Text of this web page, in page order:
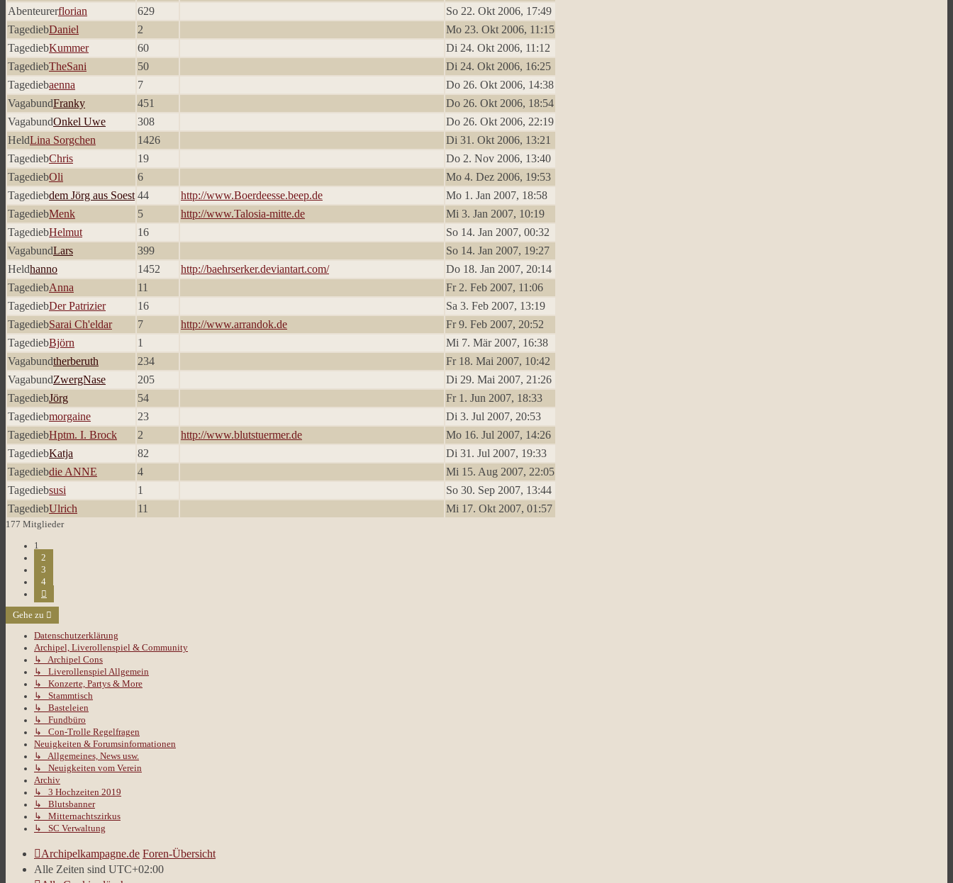
Abenteurerflorian 629
So 22. Okt 2006, 17:49
TagediebDaniel 2
Mo 23. Okt 2006, 11:15
TagediebKummer 60
Di 24. Okt 2006, 11:12
TagediebTheSani 50
Di 24. Okt 2006, 16:25
Tagediebaenna 7
Do 26. Okt 2006, 14:38
VagabundFranky 451
Do 26. Okt 2006, 18:54
VagabundOnkel Uwe 308
Do 26. Okt 2006, 22:19
HeldLina Sorgchen 1426
Di 31. Okt 2006, 13:21
TagediebChris 19
Do 2. Nov 2006, 13:40
TagediebOli 6
Mo 4. Dez 2006, 19:53
Tagediebdem Jörg aus Soest 44 http://www.Boerdeesse.beep.de
Mo 1. Jan 2007, 18:58
TagediebMenk 5 http://www.Talosia-mitte.de
Mi 3. Jan 2007, 10:19
TagediebHelmut 16
So 14. Jan 2007, 00:32
VagabundLars 399
So 14. Jan 2007, 19:27
Heldhanno 1452 http://baehrserker.deviantart.com/
Do 18. Jan 2007, 20:14
TagediebAnna 11
Fr 2. Feb 2007, 11:06
TagediebDer Patrizier 16
Sa 3. Feb 2007, 13:19
TagediebSarai Ch'eldar 7 http://www.arrandok.de
Fr 9. Feb 2007, 20:52
TagediebBjörn 1
Mi 7. Mär 2007, 16:38
Vagabundtherberuth 234
Fr 18. Mai 2007, 10:42
VagabundZwergNase 205
Di 29. Mai 2007, 21:26
TagediebJörg 54
Fr 1. Jun 2007, 18:33
Tagediebmorgaine 23
Di 3. Jul 2007, 20:53
TagediebHptm. I. Brock 2 http://www.blutstuermer.de
Mo 16. Jul 2007, 14:26
TagediebKatja 82
Di 31. Jul 2007, 19:33
Tagediebdie ANNE 4
Mi 15. Aug 2007, 22:05
Tagediebsusi 1
So 30. Sep 2007, 13:44
TagediebUlrich 11 Mi 17. Okt 2007, 01:57
177 Mitglieder
1
2
3
4
Gehe zu
Datenschutzerklärung
Archipel, Liverollenspiel & Community
↳ Archipel Cons
↳ Liverollenspiel Allgemein
↳ Konzerte, Partys & More
↳ Stammtisch
↳ Basteleien
↳ Fundbüro
↳ Con-Trolle Regelfragen
Neuigkeiten & Forumsinformationen
↳ Allgemeines, News usw.
↳ Neuigkeiten vom Verein
Archiv
↳ 3 Hochzeiten 2019
↳ Blutsbanner
↳ Mitternachtszirkus
↳ SC Verwaltung
Archipelkampagne.de Foren-Übersicht
Alle Zeiten sind UTC+02:00